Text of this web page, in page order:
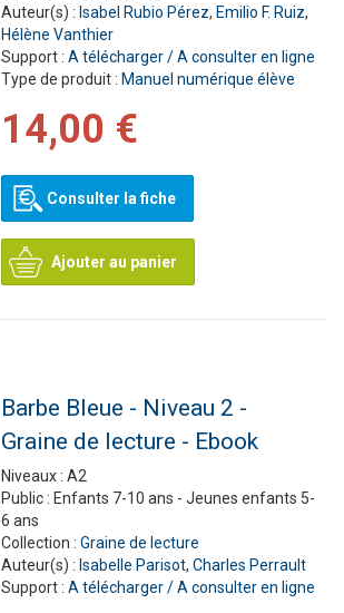
Auteur(s) : Isabel Rubio Pérez, Emilio F. Ruiz,
Hélène Vanthier
Support : A télécharger / A consulter en ligne
Type de produit : Manuel numérique élève
14,00 €
Consulter la fiche
Ajouter au panier
Barbe Bleue - Niveau 2 -
Graine de lecture - Ebook
Niveaux : A2
Public : Enfants 7-10 ans - Jeunes enfants 5-
6 ans
Collection : Graine de lecture
Auteur(s) : Isabelle Parisot, Charles Perrault
Support : A télécharger / A consulter en ligne